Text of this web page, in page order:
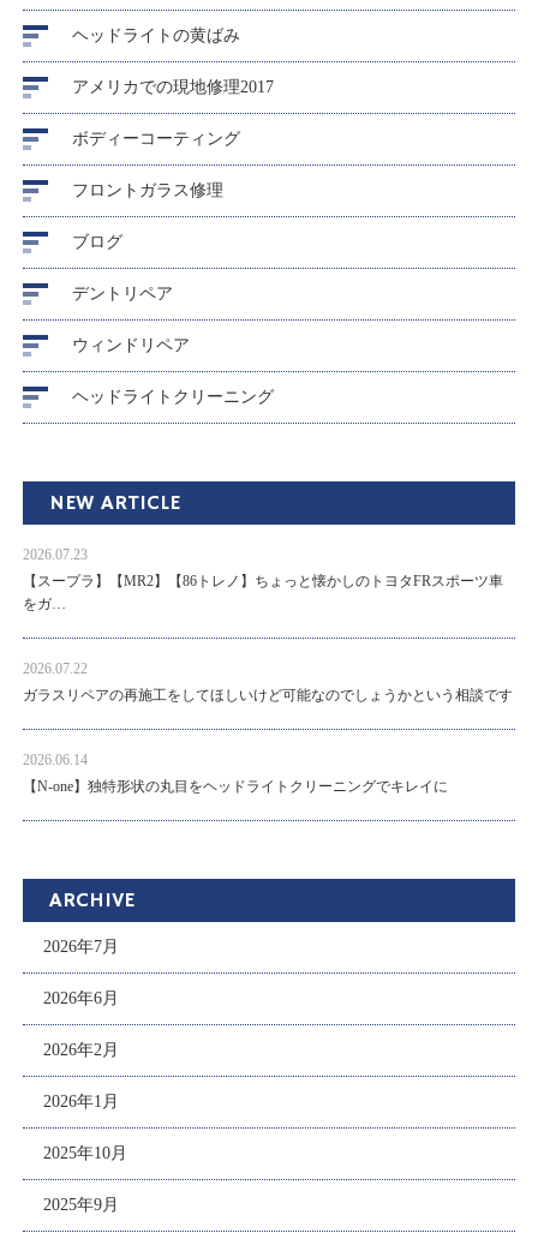
ヘッドライトの黄ばみ
アメリカでの現地修理2017
ボディーコーティング
フロントガラス修理
ブログ
デントリペア
ウィンドリペア
ヘッドライトクリーニング
NEW ARTICLE
2026.07.23
【スープラ】【MR2】【86トレノ】ちょっと懐かしのトヨタFRスポーツ車
をガ…
2026.07.22
ガラスリペアの再施工をしてほしいけど可能なのでしょうかという相談です
2026.06.14
【N-one】独特形状の丸目をヘッドライトクリーニングでキレイに
ARCHIVE
2026年7月
2026年6月
2026年2月
2026年1月
2025年10月
2025年9月